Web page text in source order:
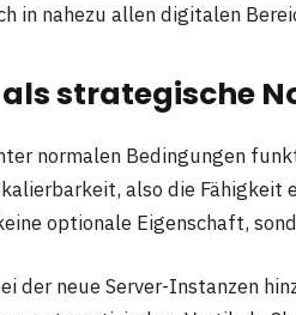
in nahezu allen digitalen
strategische
normalen Bedingungen
also die Fähigkeit
optionale Eigenschaft,
der neue Server-Instanzen